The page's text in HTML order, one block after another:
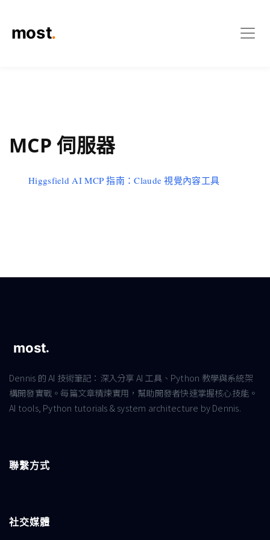
MCP 伺服器
Higgsfield AI MCP 指南：Claude 視覺內容工具
Dennis 的 AI 技術筆記：深入分享 AI 工具、Python 教學與系統架
構開發實戰。每篇文章精煉實用，幫助開發者快速掌握核心技能。
AI tools, Python tutorials & system architecture by Dennis.
聯繫方式
社交媒體